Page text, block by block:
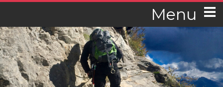
Menu